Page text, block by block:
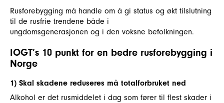
Rusforebygging må handle om å gi status og økt tilslutning
til de rusfrie trendene både i
ungdomsgenerasjonen og i den voksne befolkningen.
IOGT’s 10 punkt for en bedre rusforebygging i
Norge
1) Skal skadene reduseres må totalforbruket ned
Alkohol er det rusmiddelet i dag som fører til flest skader i